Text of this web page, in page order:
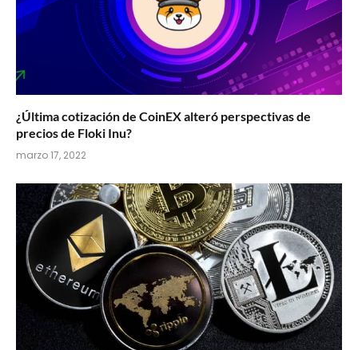
¿Última cotización de CoinEX alteró perspectivas de
precios de Floki Inu?
marzo 17, 2022